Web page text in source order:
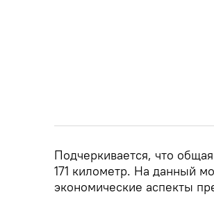
Подчеркивается, что
171 километр. На данный
экономические аспекты